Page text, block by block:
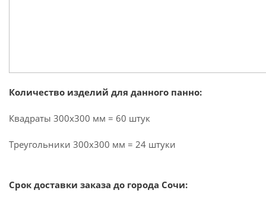
Количество изделий для данного панно:
Квадраты 300х300 мм = 60 штук
Треугольники 300х300 мм = 24 штуки
Срок доставки заказа до города Сочи: